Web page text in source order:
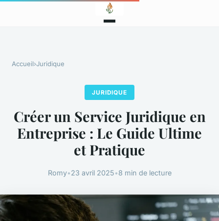
Accueil›Juridique
JURIDIQUE
Créer un Service Juridique en
Entreprise : Le Guide Ultime
et Pratique
Romy•23 avril 2025•8 min de lecture